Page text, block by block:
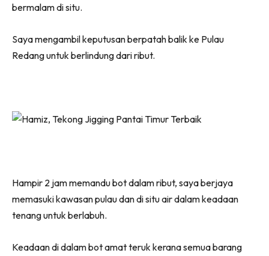
bermalam di situ.
Saya mengambil keputusan berpatah balik ke Pulau
Redang untuk berlindung dari ribut.
Hampir 2 jam memandu bot dalam ribut, saya berjaya
memasuki kawasan pulau dan di situ air dalam keadaan
tenang untuk berlabuh.
Keadaan di dalam bot amat teruk kerana semua barang